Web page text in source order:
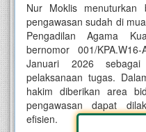
Nur Moklis menuturkan
pengawasan sudah di
Pengadilan Agama
bernomor 001/
Januari 2026
pelaksanaan tugas.
hakim diberikan area
pengawasan dapat
efisien.